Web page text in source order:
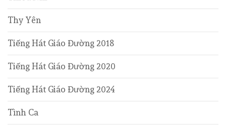
Thy Yên
Tiếng Hát Giáo Đường 2018
Tiếng Hát Giáo Đường 2020
Tiếng Hát Giáo Đường 2024
Tình Ca